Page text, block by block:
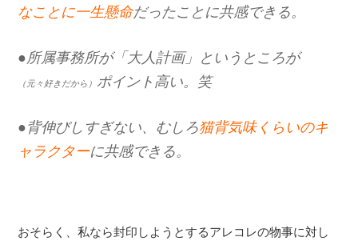
なことに一生懸命だったことに共感できる。
●所属事務所が「大人計画」というところが
（元々好きだから） ポイント高い。笑
●背伸びしすぎない、むしろ猫背気味くらいのキ
ャラクターに共感できる。
おそらく、私なら封印しようとするアレコレの物事に対し